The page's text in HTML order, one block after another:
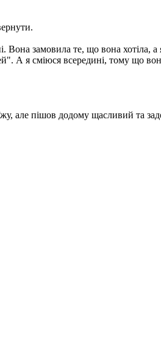
замовила те, що вона хотіла,
А я сміюся всередині, тому що
але пішов додому щасливий та